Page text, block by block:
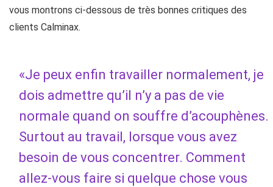
vous montrons ci-dessous de très bonnes critiques des
clients Calminax.
«Je peux enfin travailler normalement, je
dois admettre qu’il n’y a pas de vie
normale quand on souffre d’acouphènes.
Surtout au travail, lorsque vous avez
besoin de vous concentrer. Comment
allez-vous faire si quelque chose vous